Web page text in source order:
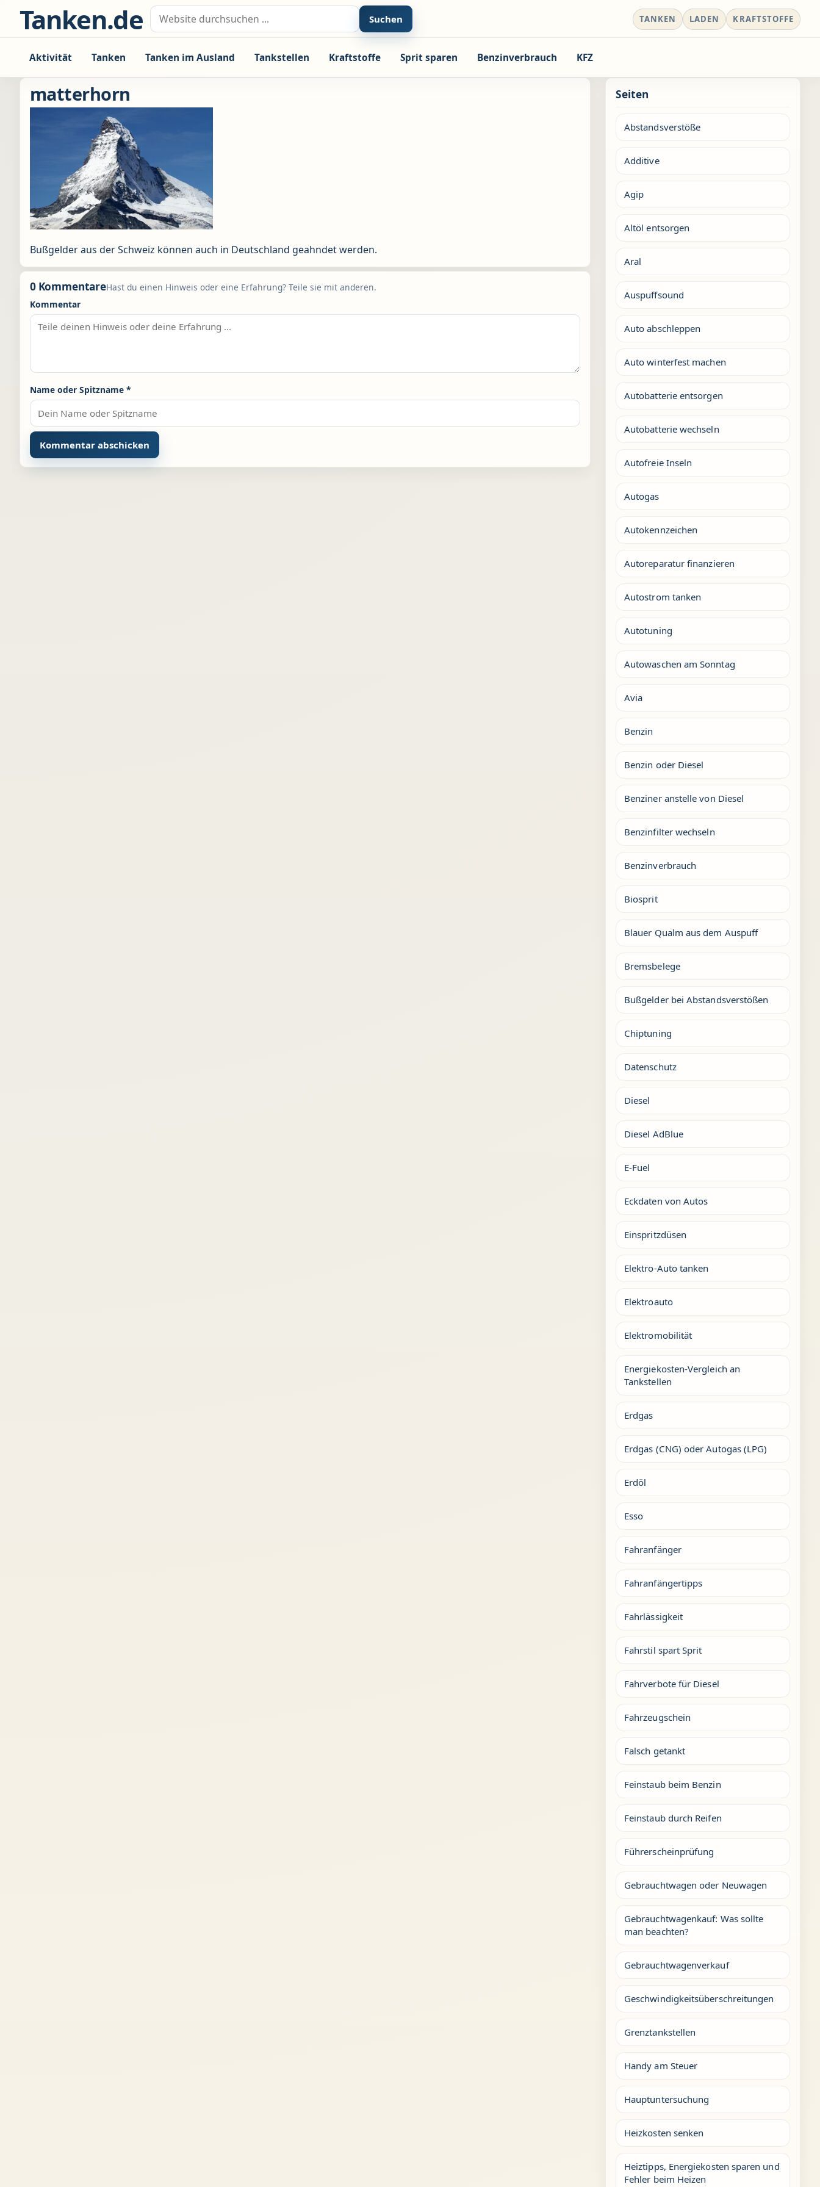
Zum Inhalt springen
Tanken.de Suche nach: Suchen TANKEN LADEN KRAFTSTOFFE
Aktivität Tanken Tanken im Ausland Tankstellen Kraftstoffe Sprit sparen Benzinverbrauch KFZ
matterhorn
Bußgelder aus der Schweiz können auch in Deutschland geahndet werden.
0 KommentareHast du einen Hinweis oder eine Erfahrung? Teile sie mit anderen.
Kommentar
Name oder Spitzname *
Seiten
Abstandsverstöße
Additive
Agip
Altöl entsorgen
Aral
Auspuffsound
Auto abschleppen
Auto winterfest machen
Autobatterie entsorgen
Autobatterie wechseln
Autofreie Inseln
Autogas
Autokennzeichen
Autoreparatur finanzieren
Autostrom tanken
Autotuning
Autowaschen am Sonntag
Avia
Benzin
Benzin oder Diesel
Benziner anstelle von Diesel
Benzinfilter wechseln
Benzinverbrauch
Biosprit
Blauer Qualm aus dem Auspuff
Bremsbelege
Bußgelder bei Abstandsverstößen
Chiptuning
Datenschutz
Diesel
Diesel AdBlue
E-Fuel
Eckdaten von Autos
Einspritzdüsen
Elektro-Auto tanken
Elektroauto
Elektromobilität
Energiekosten-Vergleich an
Tankstellen
Erdgas
Erdgas (CNG) oder Autogas (LPG)
Erdöl
Esso
Fahranfänger
Fahranfängertipps
Fahrlässigkeit
Fahrstil spart Sprit
Fahrverbote für Diesel
Fahrzeugschein
Falsch getankt
Feinstaub beim Benzin
Feinstaub durch Reifen
Führerscheinprüfung
Gebrauchtwagen oder Neuwagen
Gebrauchtwagenkauf: Was sollte
man beachten?
Gebrauchtwagenverkauf
Geschwindigkeitsüberschreitungen
Grenztankstellen
Handy am Steuer
Hauptuntersuchung
Heizkosten senken
Heiztipps, Energiekosten sparen und
Fehler beim Heizen